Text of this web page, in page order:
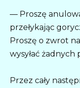
— Proszę
przełykając
Proszę o zwrot
wysyłać żadnych
Przez cały